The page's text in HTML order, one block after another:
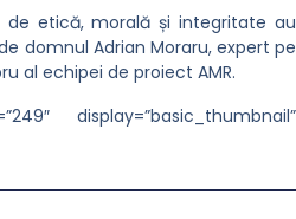
de etică, morală și integritate au
domnul Adrian Moraru, expert pe
al echipei de proiect AMR.
display=”basic_thumbnail”